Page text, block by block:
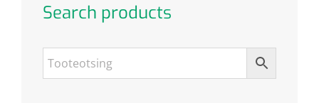
Search products